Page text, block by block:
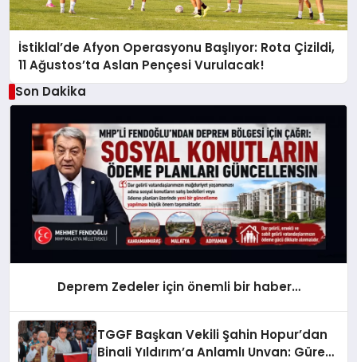
İstiklal’de Afyon Operasyonu Başlıyor: Rota Çizildi,
11 Ağustos’ta Aslan Pençesi Vurulacak!
Son Dakika
Deprem Zedeler için önemli bir haber…
TGGF Başkan Vekili Şahin Hopur’dan
Binali Yıldırım’a Anlamlı Unvan: Güreş